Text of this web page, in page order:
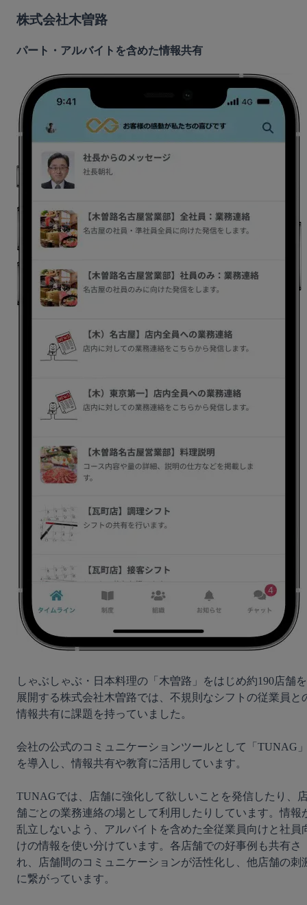
株式会社木曽路
パート・アルバイトを含めた情報共有
しゃぶしゃぶ・日本料理の「木曽路」をはじめ約190店舗を
展開する株式会社木曽路では、不規則なシフトの従業員と
情報共有に課題を持っていました。
会社の公式のコミュニケーションツールとして「TUNAG
を導入し、情報共有や教育に活用しています。
TUNAGでは、店舗に強化して欲しいことを発信したり、
舗ごとの業務連絡の場として利用したりしています。情報
乱立しないよう、アルバイトを含めた全従業員向けと社員
けの情報を使い分けています。各店舗での好事例も共有さ
れ、店舗間のコミュニケーションが活性化し、他店舗の刺
に繋がっています。